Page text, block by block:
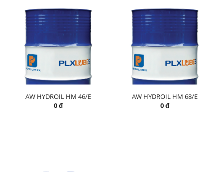
AW HYDROIL HM 46/E
0 đ
AW HYDROIL HM 68/E
0 đ